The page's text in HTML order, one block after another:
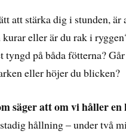
att stärka dig i stunden,
eller är du rak i
tyngd på båda fötterna?
eller höjer du blicken?
säger att om vi håller
hållning – under två